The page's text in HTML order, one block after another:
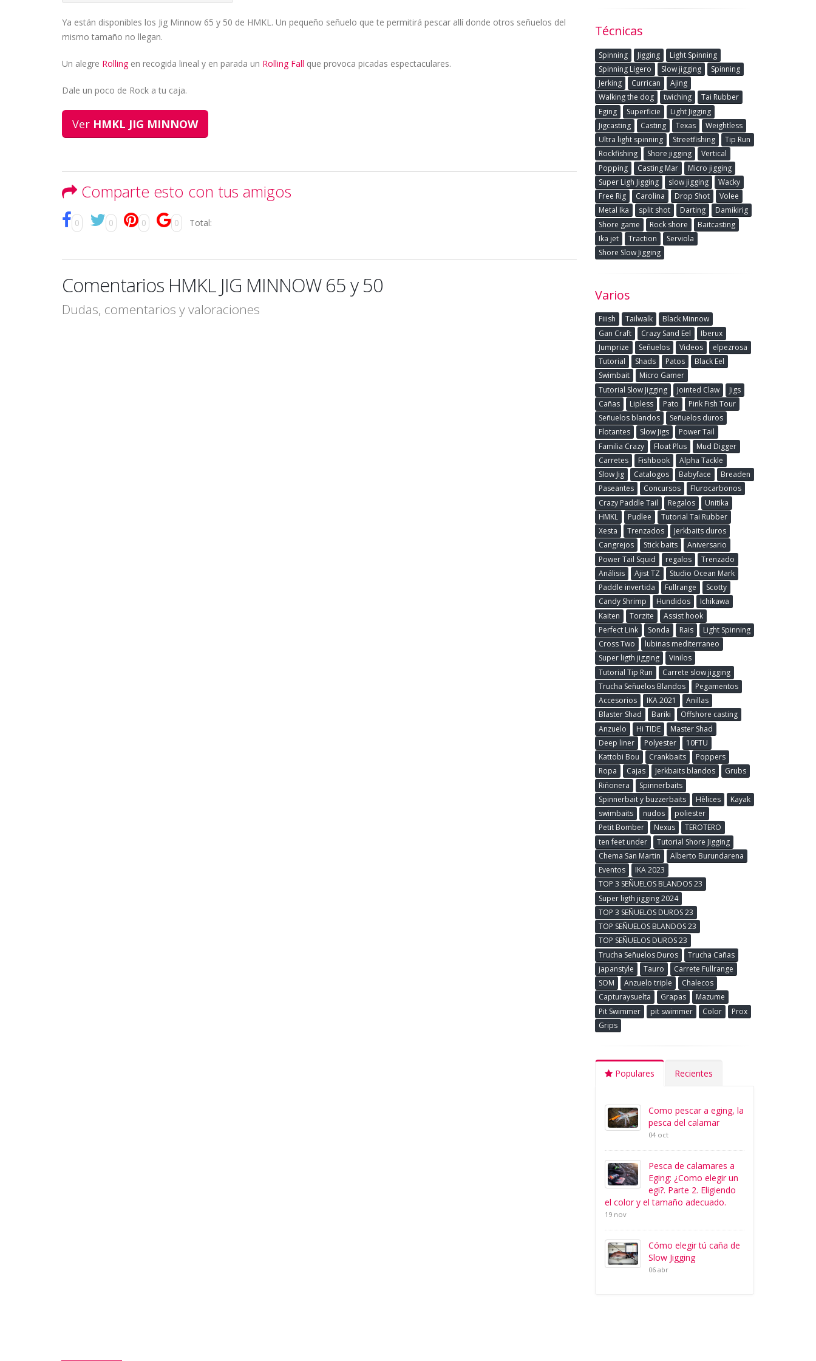
Ya están disponibles los Jig Minnow 65 y 50 de HMKL. Un pequeño señuelo que te permitirá pescar allí donde otros señuelos del
mismo tamaño no llegan.
Un alegre Rolling en recogida lineal y en parada un Rolling Fall que provoca picadas espectaculares.
Dale un poco de Rock a tu caja.
Ver HMKL JIG MINNOW
Comparte esto con tus amigos
0 0 0 0 Total:
Comentarios HMKL JIG MINNOW 65 y 50
Dudas, comentarios y valoraciones
Técnicas
Spinning Jigging
Light Spinning
Spinning Ligero
Slow jigging
Spinning
Jerking
Currican
Ajing
Walking the dog
twiching
Tai Rubber
Eging
Superficie
Light Jigging
Jigcasting
Casting Texas
Weightless
Ultra light spinning
Streetfishing
Tip Run
Rockfishing
Shore jigging
Vertical
Popping
Casting Mar
Micro jigging
Super Ligh Jigging
slow jigging
Wacky
Free Rig
Carolina Drop Shot
Volee
Metal Ika
split shot Darting
Damikirig
Shore game
Rock shore
Baitcasting
Ika jet
Traction
Serviola
Shore Slow Jigging
Varios
Fiiish Tailwalk
Black Minnow
Gan Craft
Crazy Sand Eel
Iberux
Jumprize
Señuelos Videos
elpezrosa
Tutorial
Shads Patos
Black Eel
Swimbait
Micro Gamer
Tutorial Slow Jigging
Jointed Claw
Jigs
Cañas
Lipless Pato
Pink Fish Tour
Señuelos blandos
Señuelos duros
Flotantes
Slow Jigs
Power Tail
Familia Crazy
Float Plus
Mud Digger
Carretes
Fishbook
Alpha Tackle
Slow Jig
Catalogos Babyface
Breaden
Paseantes
Concursos
Flurocarbonos
Crazy Paddle Tail
Regalos
Unitika
HMKL
Pudlee
Tutorial Tai Rubber
Xesta
Trenzados
Jerkbaits duros
Cangrejos
Stick baits
Aniversario
Power Tail Squid
regalos
Trenzado
Análisis
Ajist TZ
Studio Ocean Mark
Paddle invertida
Fullrange
Scotty
Candy Shrimp
Hundidos
Ichikawa
Kaiten
Torzite
Assist hook
Perfect Link
Sonda Rais
Light Spinning
Cross Two
lubinas mediterraneo
Super ligth jigging
Vinilos
Tutorial Tip Run
Carrete slow jigging
Trucha Señuelos Blandos
Pegamentos
Accesorios
IKA 2021
Anillas
Blaster Shad
Bariki
Offshore casting
Anzuelo
Hi TIDE
Master Shad
Deep liner
Polyester
10FTU
Kattobi Bou
Crankbaits
Poppers
Ropa
Cajas Jerkbaits blandos
Grubs
Riñonera
Spinnerbaits
Spinnerbait y buzzerbaits
Hèlices
Kayak
swimbaits
nudos
poliester
Petit Bomber
Nexus
TEROTERO
ten feet under
Tutorial Shore Jigging
Chema San Martin
Alberto Burundarena
Eventos
IKA 2023
TOP 3 SEÑUELOS BLANDOS 23
Super ligth jigging 2024
TOP 3 SEÑUELOS DUROS 23
TOP SEÑUELOS BLANDOS 23
TOP SEÑUELOS DUROS 23
Trucha Señuelos Duros
Trucha Cañas
japanstyle
Tauro
Carrete Fullrange
SOM
Anzuelo triple
Chalecos
Capturaysuelta
Grapas
Mazume
Pit Swimmer
pit swimmer Color
Prox
Grips
Populares Recientes
Como pescar a eging, la
pesca del calamar
04 oct
Pesca de calamares a
Eging: ¿Como elegir un
egi?. Parte 2. Eligiendo
el color y el tamaño adecuado.
19 nov
Cómo elegir tú caña de
Slow Jigging
06 abr